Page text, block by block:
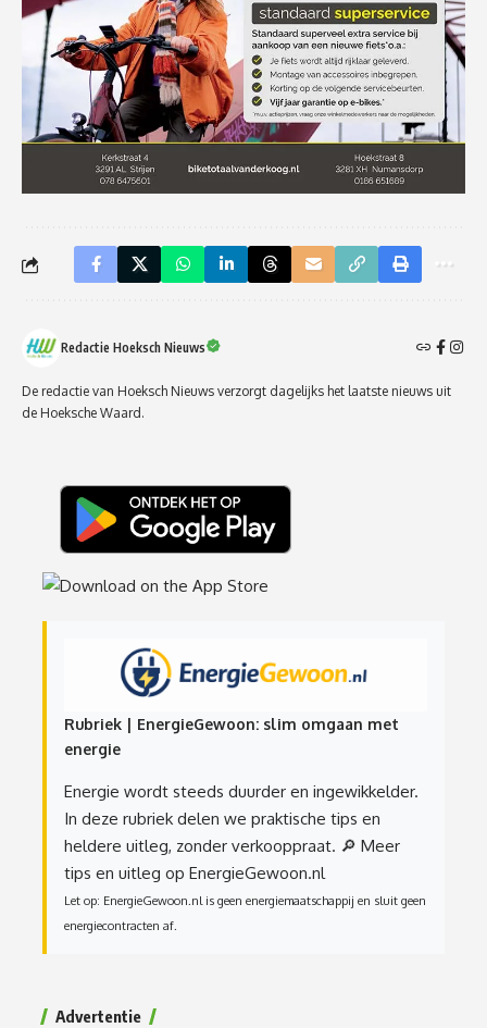
Redactie Hoeksch Nieuws
De redactie van Hoeksch Nieuws verzorgt dagelijks het laatste nieuws uit
de Hoeksche Waard.
Rubriek | EnergieGewoon: slim omgaan met
energie
Energie wordt steeds duurder en ingewikkelder.
In deze rubriek delen we praktische tips en
heldere uitleg, zonder verkooppraat. 🔎 Meer
tips en uitleg op EnergieGewoon.nl
Let op: EnergieGewoon.nl is geen energiemaatschappij en sluit geen
energiecontracten af.
Advertentie